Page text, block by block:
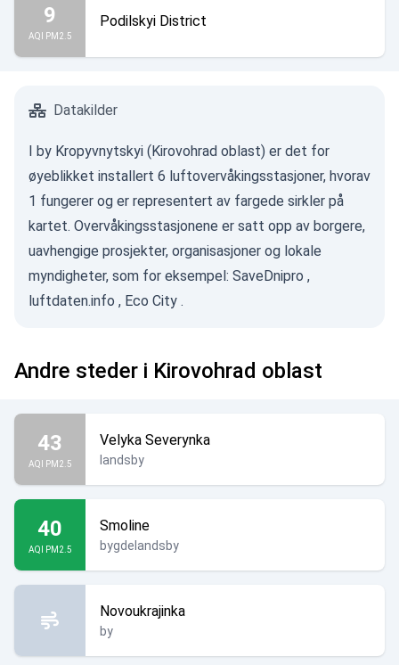
9
AQI PM2.5
Podilskyi District
Datakilder
I by Kropyvnytskyi (Kirovohrad oblast) er det for
øyeblikket installert 6 luftovervåkingsstasjoner, hvorav
1 fungerer og er representert av fargede sirkler på
kartet. Overvåkingsstasjonene er satt opp av borgere,
uavhengige prosjekter, organisasjoner og lokale
myndigheter, som for eksempel: SaveDnipro ,
luftdaten.info , Eco City .
Andre steder i Kirovohrad oblast
43
AQI PM2.5
Velyka Severynka
landsby
40
AQI PM2.5
Smoline
bygdelandsby
Novoukrajinka
by